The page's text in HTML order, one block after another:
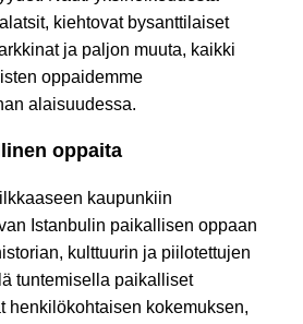
kiehtovat bysanttilaiset
ja paljon muuta, kaikki
oppaidemme
alaisuudessa.
oppaita
kaupunkiin
Istanbulin paikallisen oppaan
kulttuurin ja piilotettujen
tuntemisella paikalliset
henkilökohtaisen kokemuksen,